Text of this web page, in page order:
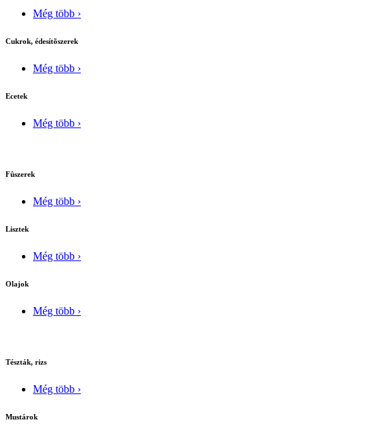
Még több ›
Cukrok, édesítõszerek
Még több ›
Ecetek
Még több ›
Fûszerek
Még több ›
Lisztek
Még több ›
Olajok
Még több ›
Tészták, rizs
Még több ›
Mustárok